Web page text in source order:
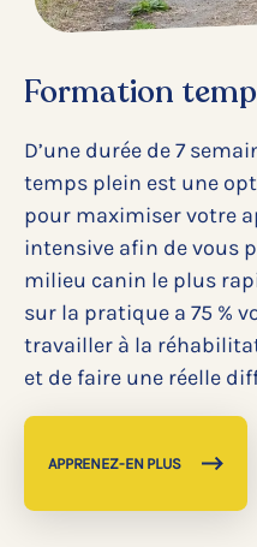
Formation
D’une durée de 7
temps plein est une
pour maximiser votre
intensive afin de vous
milieu canin le plus
sur la pratique a 75 %
travailler à la
et de faire une réelle
APPRENEZ-EN PLUS